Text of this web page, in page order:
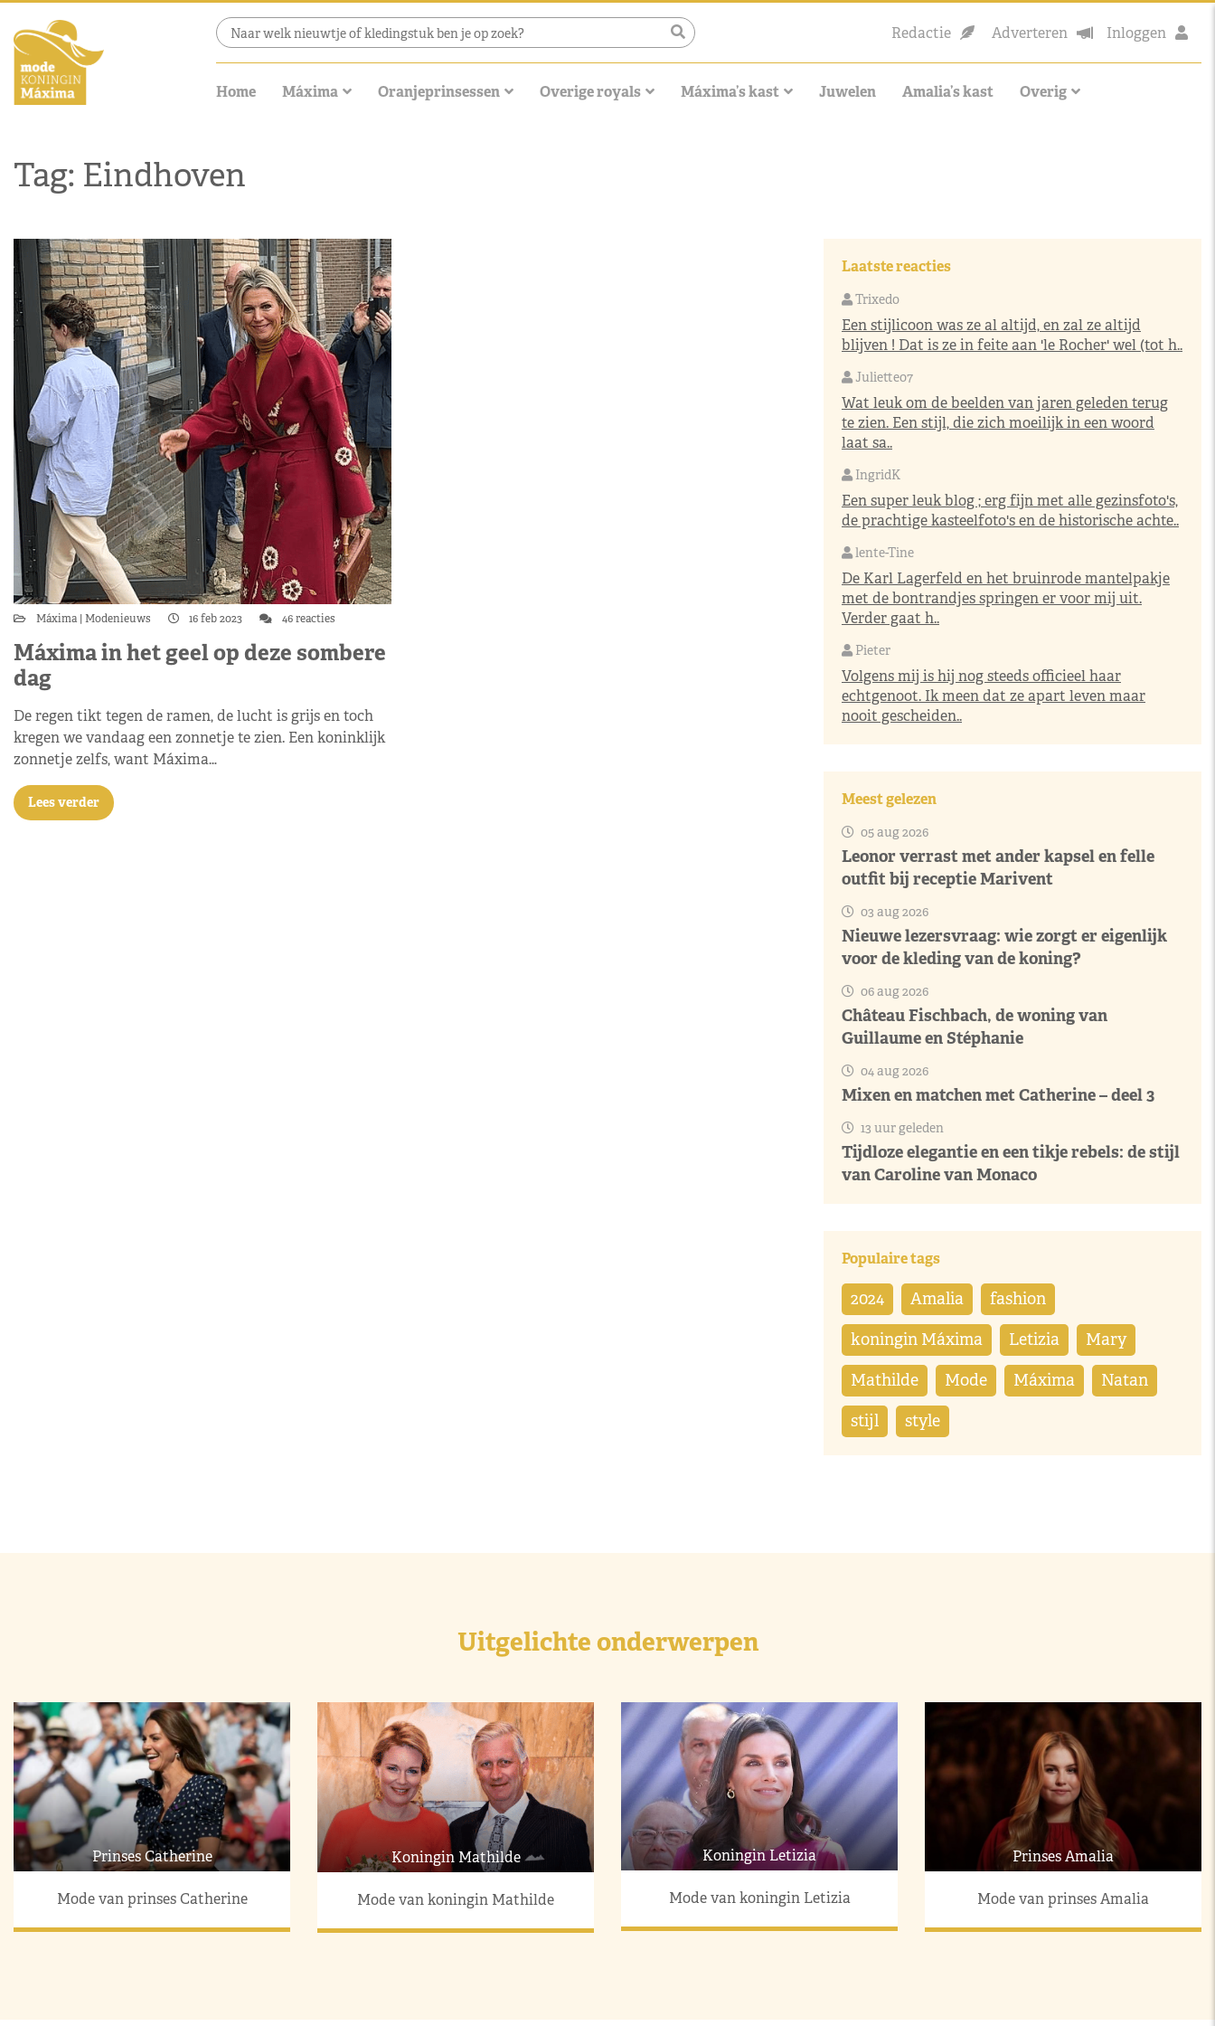
Redactie Adverteren Inloggen
Home Máxima Oranjeprinsessen Overige royals Máxima’s kast Juwelen Amalia’s kast Overig
Tag: Eindhoven
Máxima Modenieuws 16 feb 2023 46 reacties
Máxima in het geel op deze sombere
dag
De regen tikt tegen de ramen, de lucht is grijs en toch
kregen we vandaag een zonnetje te zien. Een koninklijk
zonnetje zelfs, want Máxima…
Lees verder
Laatste reacties
Trixedo
Een stijlicoon was ze al altijd, en zal ze altijd
blijven ! Dat is ze in feite aan 'le Rocher' wel (tot h..
Juliette07
Wat leuk om de beelden van jaren geleden terug
te zien. Een stijl, die zich moeilijk in een woord
laat sa..
IngridK
Een super leuk blog ; erg fijn met alle gezinsfoto's,
de prachtige kasteelfoto's en de historische achte..
lente-Tine
De Karl Lagerfeld en het bruinrode mantelpakje
met de bontrandjes springen er voor mij uit.
Verder gaat h..
Pieter
Volgens mij is hij nog steeds officieel haar
echtgenoot. Ik meen dat ze apart leven maar
nooit gescheiden..
Meest gelezen
05 aug 2026
Leonor verrast met ander kapsel en felle
outfit bij receptie Marivent
03 aug 2026
Nieuwe lezersvraag: wie zorgt er eigenlijk
voor de kleding van de koning?
06 aug 2026
Château Fischbach, de woning van
Guillaume en Stéphanie
04 aug 2026
Mixen en matchen met Catherine – deel 3
13 uur geleden
Tijdloze elegantie en een tikje rebels: de stijl
van Caroline van Monaco
Populaire tags
2024 Amalia fashion
koningin Máxima Letizia Mary
Mathilde Mode Máxima Natan
stijl style
Uitgelichte onderwerpen
Prinses Catherine
Mode van prinses Catherine
Koningin Mathilde
Mode van koningin Mathilde
Koningin Letizia
Mode van koningin Letizia
Prinses Amalia
Mode van prinses Amalia